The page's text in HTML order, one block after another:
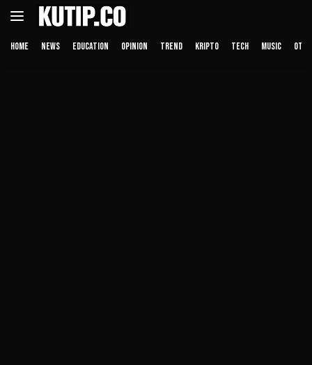
Langsung
HOME NEWS EDUCATION OPINION TREND KRIPTO TECH MUSIC